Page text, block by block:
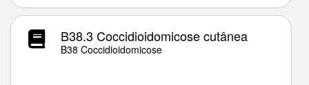
B38.3 Coccidioidomicose cutânea
B38 Coccidioidomicose